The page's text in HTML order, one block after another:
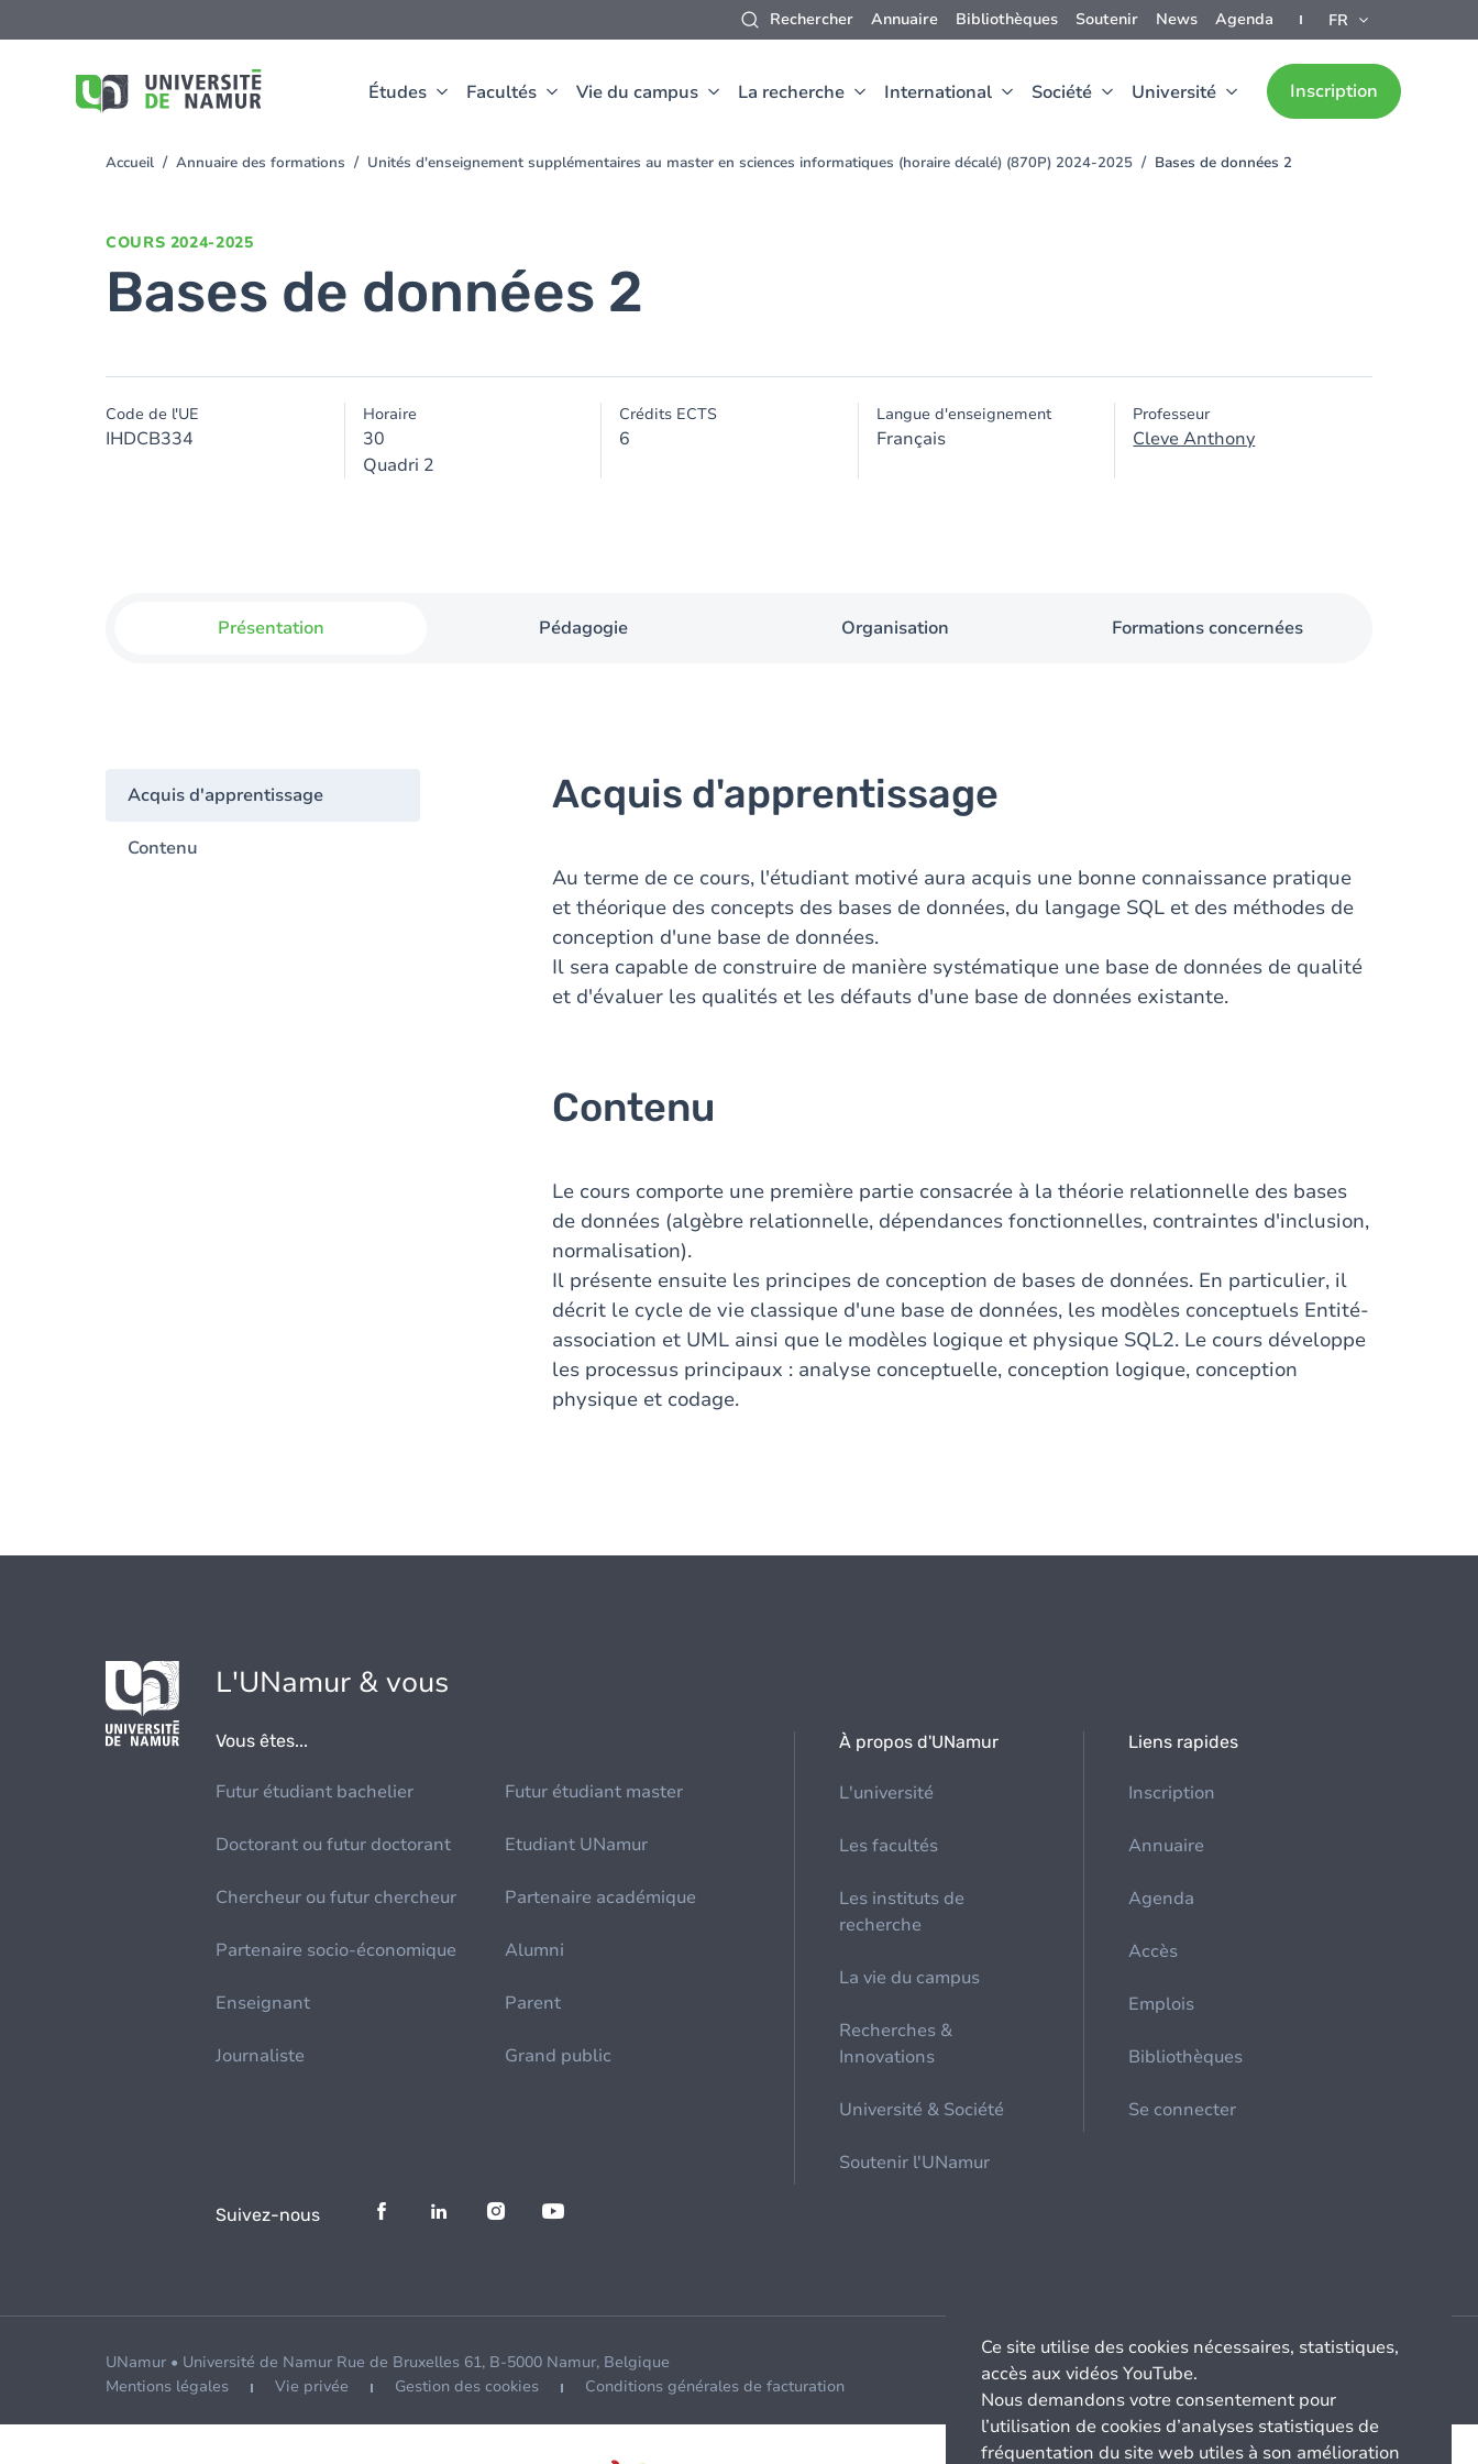
Rechercher Annuaire Bibliothèques Soutenir News Agenda FR
Études Facultés Vie du campus La recherche International Société Université Inscription
au
You
Accueil Annuaire des formations Unités d'enseignement supplémentaires au master en sciences informatiques (horaire décalé) (870P) 2024-2025 Bases de données 2
COURS 2024-2025
Bases de données 2
Code de l'UE
IHDCB334
Horaire
30
Quadri 2
Crédits ECTS
6
Langue d'enseignement
Français
Professeur
Cleve Anthony
Présentation Pédagogie Organisation Formations concernées
Acquis d'apprentissage
Contenu
Acquis d'apprentissage
Au terme de ce cours, l'étudiant motivé aura acquis une bonne connaissance pratique
et théorique des concepts des bases de données, du langage SQL et des méthodes de
conception d'une base de données.
Il sera capable de construire de manière systématique une base de données de qualité
et d'évaluer les qualités et les défauts d'une base de données existante.
Contenu
Le cours comporte une première partie consacrée à la théorie relationnelle des bases
de données (algèbre relationnelle, dépendances fonctionnelles, contraintes d'inclusion,
normalisation).
Il présente ensuite les principes de conception de bases de données. En particulier, il
décrit le cycle de vie classique d'une base de données, les modèles conceptuels Entité-
association et UML ainsi que le modèles logique et physique SQL2. Le cours développe
les processus principaux : analyse conceptuelle, conception logique, conception
physique et codage.
L'UNamur & vous
Vous êtes...
Futur étudiant bachelier Futur étudiant master
Doctorant ou futur doctorant Etudiant UNamur
Chercheur ou futur chercheur Partenaire académique
Partenaire socio-économique Alumni
Enseignant Parent
Journaliste Grand public
À propos d'UNamur
L'université
Les facultés
Les instituts de
recherche
La vie du campus
Recherches &
Innovations
Université & Société
Soutenir l'UNamur
Liens rapides
Inscription
Annuaire
Agenda
Accès
Emplois
Bibliothèques
Se connecter
Suivez-nous
UNamur • Université de Namur Rue de Bruxelles 61, B-5000 Namur, Belgique
Mentions légales
Vie privée Gestion des cookies Conditions générales de facturation
Ce site utilise des cookies nécessaires, statistiques,
accès aux vidéos YouTube.
Nous demandons votre consentement pour
l’utilisation de cookies d’analyses statistiques de
fréquentation du site web utiles à son amélioration